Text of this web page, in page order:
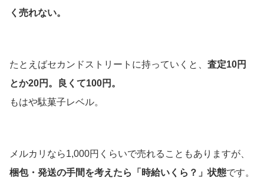
く売れない。
たとえばセカンドストリートに持っていくと、 査定10円
とか20円。良くて100円。
もはや駄菓子レベル。
メルカリなら1,000円くらいで売れることもありますが、
梱包・発送の手間を考えたら「時給いくら？」状態です。